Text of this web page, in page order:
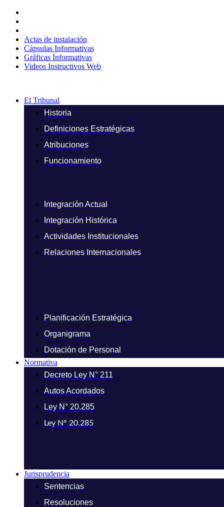
contenido
Actas de instalación
Cápsulas Informativas
Gráficas Informativas
Videos Instructivos Web
El Tribunal
Historia
Definiciones Estratégicas
Atribuciones
Funcionamiento
Integración Actual
Integración Histórica
Actividades Institucionales
Relaciones Internacionales
Planificación Estratégica
Organigrama
Dotación de Personal
Normativa
Decreto Ley N° 211
Autos Acordados
Ley N° 20.285
Ley N° 20.285
Jurisprudencia
Sentencias
Resoluciones